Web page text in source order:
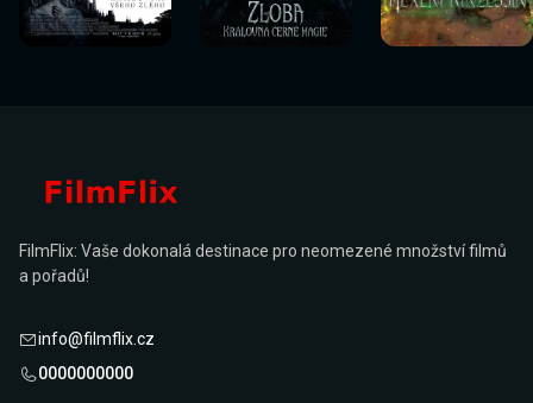
Sledovat
nyní
Sledovat
nyní
Sledovat
nyní
Sledovat
nyní
Sledovat
nyní
Sledovat
nyní
FilmFlix: Vaše dokonalá destinace pro neomezené množství filmů
a pořadů!
info@filmflix.cz
0000000000